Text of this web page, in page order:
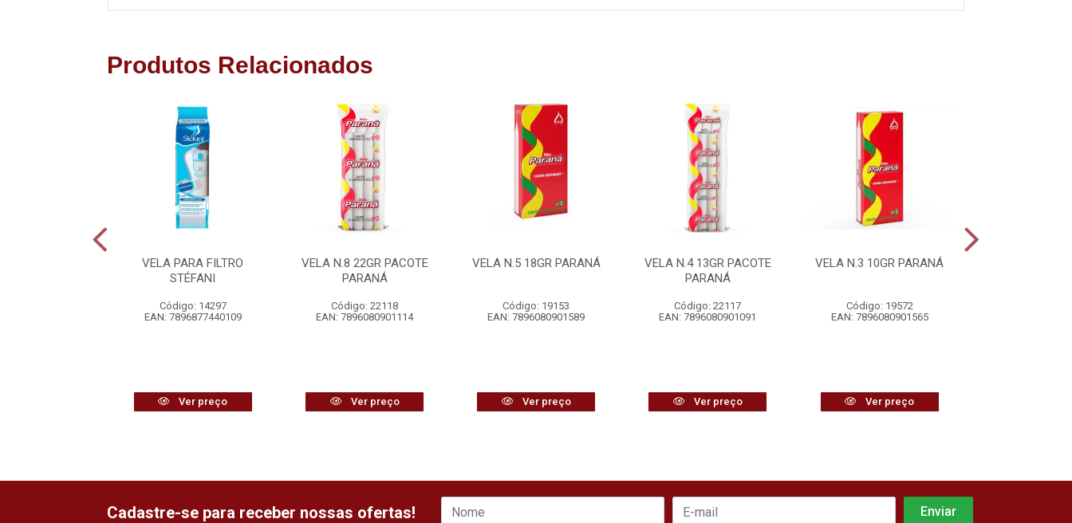
Produtos Relacionados
VELA PARA FILTRO
STÉFANI
Código: 14297
EAN: 7896877440109
Ver preço
VELA N.8 22GR PACOTE
PARANÁ
Código: 22118
EAN: 7896080901114
Ver preço
VELA N.5 18GR PARANÁ
Código: 19153
EAN: 7896080901589
Ver preço
VELA N.4 13GR PACOTE
PARANÁ
Código: 22117
EAN: 7896080901091
Ver preço
VELA N.3 10GR PARANÁ
Código: 19572
EAN: 7896080901565
Ver preço
Cadastre-se para receber nossas ofertas!